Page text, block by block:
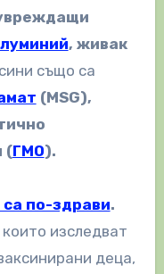
, живак
също са
(MSG),
(ГМО).
по-здрави.
изследват
деца,